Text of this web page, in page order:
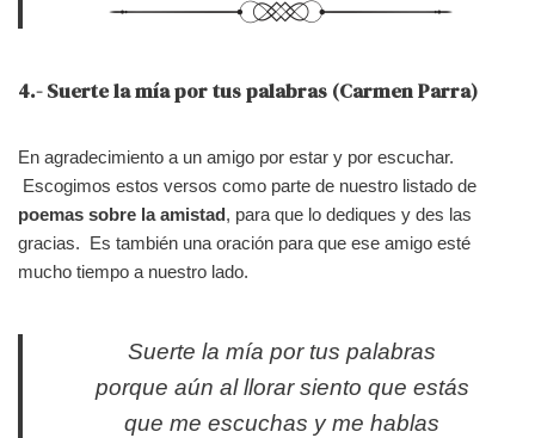
4.- Suerte la mía por tus palabras (Carmen Parra)
En agradecimiento a un amigo por estar y por escuchar.
Escogimos estos versos como parte de nuestro listado de
poemas sobre la amistad, para que lo dediques y des las
gracias. Es también una oración para que ese amigo esté
mucho tiempo a nuestro lado.
Suerte la mía por tus palabras
porque aún al llorar siento que estás
que me escuchas y me hablas